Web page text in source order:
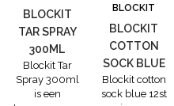
BLOCKIT
TAR SPRAY
300ML
Blockit Tar
Spray 300ml
is een
BLOCKIT
BLOCKIT
COTTON
SOCK BLUE
12ST
Blockit cotton
sock blue 12st